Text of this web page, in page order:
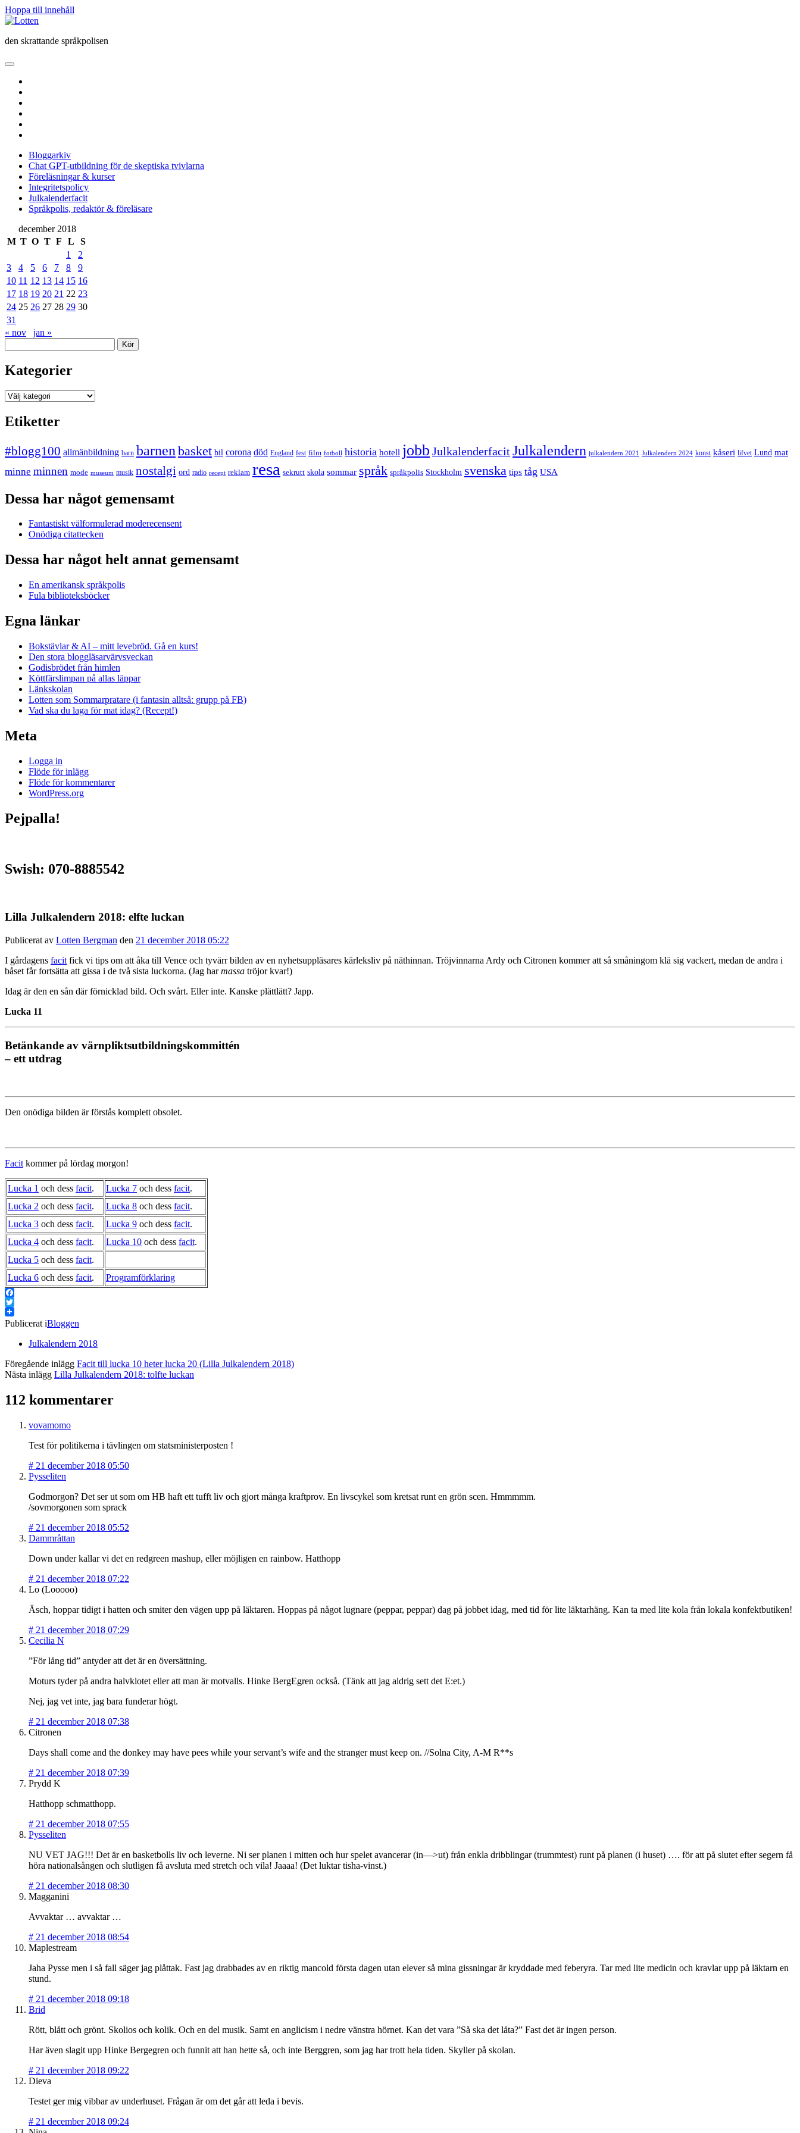
Hoppa till innehåll
Lotten
den skrattande språkpolisen
öppna
meny
Bloggarkiv
Chat GPT-utbildning för de skeptiska tvivlarna
Föreläsningar & kurser
Integritetspolicy
Julkalenderfacit
Språkpolis, redaktör & föreläsare
Sidopanel
december 2018
M T O T F L
S
1
2
3
4 5 6 7 8
9
10 11 12 13 14 15 16
17 18 19 20 21 22 23
24 25 26 27 28 29 30
31
« nov
jan »
Kategorier
Kategorier
Etiketter
#blogg100 allmänbildning barn barnen basket bil corona död England fest film fotboll historia hotell jobb JulkalenderfacitJulkalendern julkalendern 2021 Julkalendern 2024 konst kåseri lifvet Lund mat
minne minnen mode museum musik nostalgi ord radio recept reklam resa sekrutt skola sommar språk språkpolis Stockholm svenska tips tåg USA
Dessa har något gemensamt
Fantastiskt välformulerad moderecensent
Onödiga citattecken
Dessa har något helt annat gemensamt
En amerikansk språkpolis
Fula biblioteksböcker
Egna länkar
Bokstävlar & AI – mitt levebröd. Gå en kurs!
Den stora bloggläsarvärvsveckan
Godisbrödet från himlen
Köttfärslimpan på allas läppar
Länkskolan
Lotten som Sommarpratare (i fantasin alltså: grupp på FB)
Vad ska du laga för mat idag? (Recept!)
Meta
Logga in
Flöde för inlägg
Flöde för kommentarer
WordPress.org
Pejpalla!
Swish: 070-8885542
Lilla Julkalendern 2018: elfte luckan
Publicerat av Lotten Bergman den 21 december 2018 05:22
I gårdagens facit fick vi tips om att åka till Vence och tyvärr bilden av en nyhetsuppläsares kärleksliv på näthinnan. Tröjvinnarna Ardy och Citronen kommer att så småningom klä sig vackert, medan de andra i
båset får fortsätta att gissa i de två sista luckorna. (Jag harmassa tröjor kvar!)
Idag är den en sån där förnicklad bild. Och svårt. Eller inte. Kanske plättlätt? Japp.
Lucka 11
Betänkande av värnpliktsutbildningskommittén
– ett utdrag
Den onödiga bilden är förstås komplett obsolet.
Facit kommer på lördag morgon!
Lucka 1 och dess facit. Lucka 7 och dess facit.
Lucka 2 och dess facit. Lucka 8 och dess facit.
Lucka 3 och dess facit. Lucka 9 och dess facit.
Lucka 4 och dess facit. Lucka 10 och dess facit.
Lucka 5 och dess facit.
Lucka 6 och dess facit. Programförklaring
Facebook
Twitter
Publicerat iBloggen
Julkalendern 2018
Föregående inlägg Facit till lucka 10 heter lucka 20 (Lilla Julkalendern 2018)
Nästa inlägg Lilla Julkalendern 2018: tolfte luckan
112 kommentarer
vovamomo
Test för politikerna i tävlingen om statsministerposten !
# 21 december 2018 05:50
Pysseliten
Godmorgon? Det ser ut som om HB haft ett tufft liv och gjort många kraftprov. En livscykel som kretsat runt en grön scen. Hmmmmm.
/sovmorgonen som sprack
# 21 december 2018 05:52
Dammråttan
Down under kallar vi det en redgreen mashup, eller möjligen en rainbow. Hatthopp
# 21 december 2018 07:22
Lo (Looooo)
Äsch, hoppar tidigt i hatten och smiter den vägen upp på läktaren. Hoppas på något lugnare (peppar, peppar) dag på jobbet idag, med tid för lite läktarhäng. Kan ta med lite kola från lokala konfektbutiken!
# 21 december 2018 07:29
Cecilia N
”För lång tid” antyder att det är en översättning.
Moturs tyder på andra halvklotet eller att man är motvalls. Hinke BergEgren också. (Tänk att jag aldrig sett det E:et.)
Nej, jag vet inte, jag bara funderar högt.
# 21 december 2018 07:38
Citronen
Days shall come and the donkey may have pees while your servant’s wife and the stranger must keep on. //Solna City, A-M R**s
# 21 december 2018 07:39
Prydd K
Hatthopp schmatthopp.
# 21 december 2018 07:55
Pysseliten
NU VET JAG!!! Det är en basketbolls liv och leverne. Ni ser planen i mitten och hur spelet avancerar (in—>ut) från enkla dribblingar (trummtest) runt på planen (i huset) …. för att på slutet efter segern få
höra nationalsången och slutligen få avsluta med stretch och vila! Jaaaa! (Det luktar tisha-vinst.)
# 21 december 2018 08:30
Magganini
Avvaktar … avvaktar …
# 21 december 2018 08:54
Maplestream
Jaha Pysse men i så fall säger jag plåttak. Fast jag drabbades av en riktig mancold första dagen utan elever så mina gissningar är kryddade med feberyra. Tar med lite medicin och kravlar upp på läktarn en
stund.
# 21 december 2018 09:18
Brid
Rött, blått och grönt. Skolios och kolik. Och en del musik. Samt en anglicism i nedre vänstra hörnet. Kan det vara ”Så ska det låta?” Fast det är ingen person.
Har även slagit upp Hinke Bergegren och funnit att han hette så, och inte Berggren, som jag har trott hela tiden. Skyller på skolan.
# 21 december 2018 09:22
Dieva
Testet ger mig vibbar av underhuset. Frågan är om det går att leda i bevis.
# 21 december 2018 09:24